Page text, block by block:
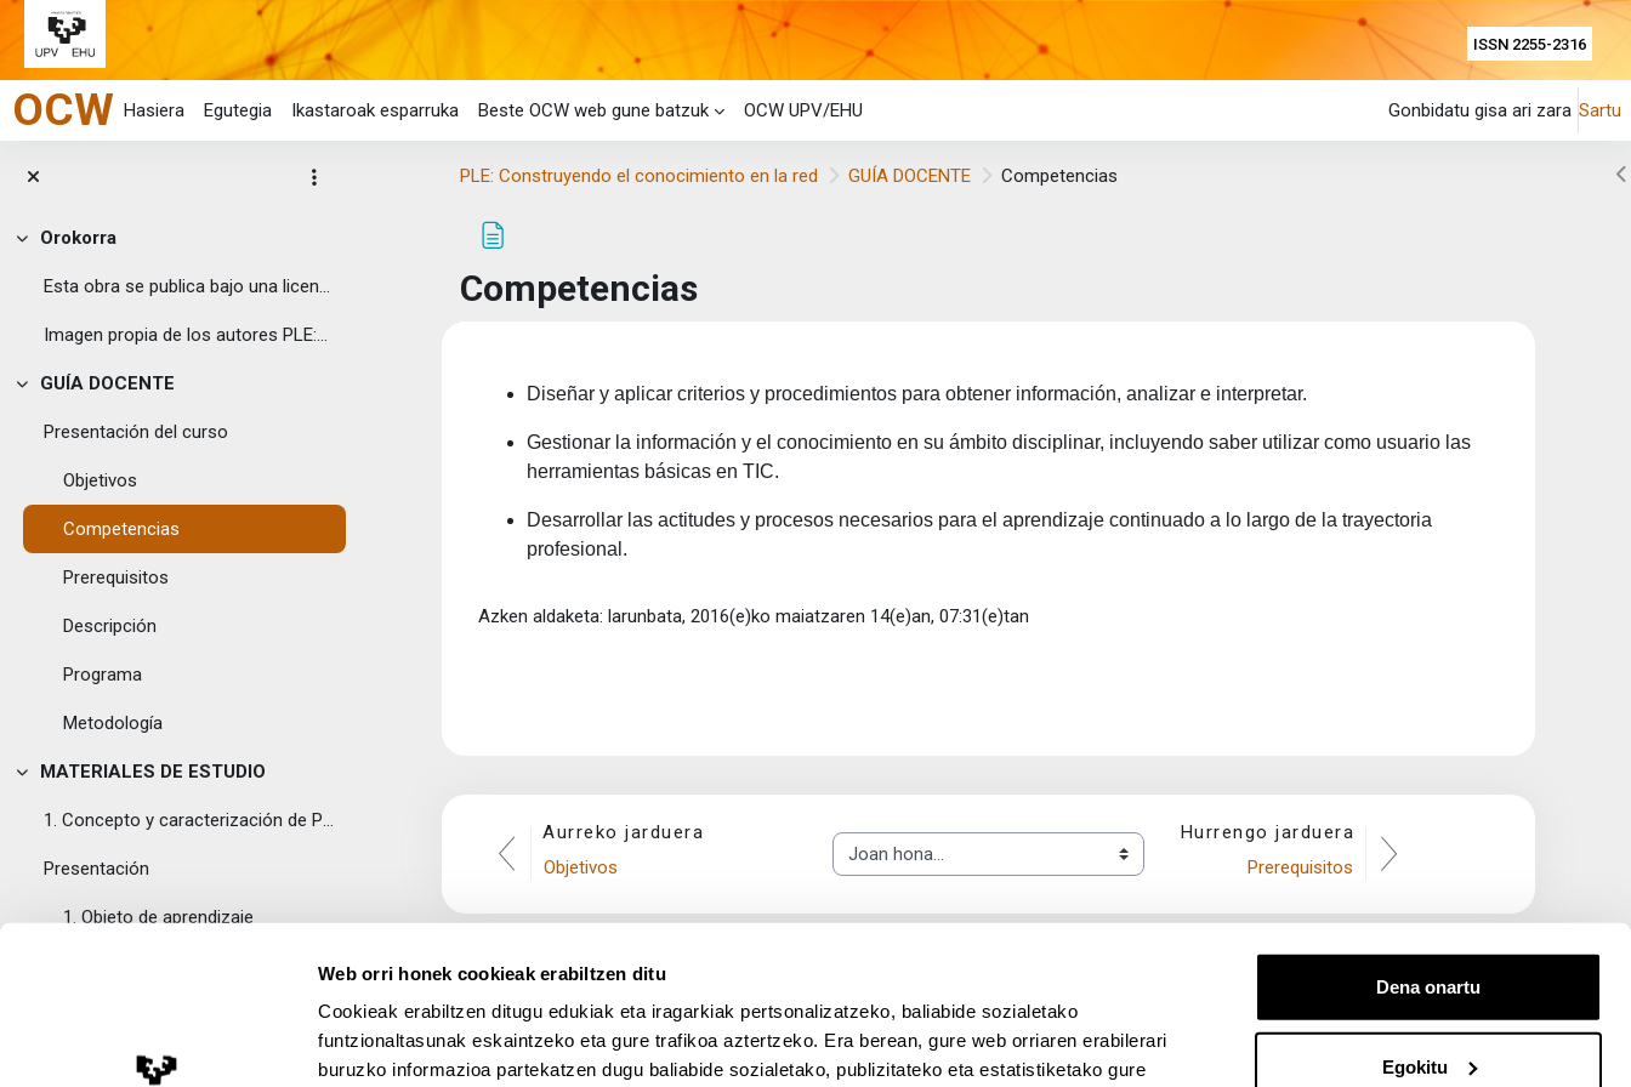
Web orri honek cookieak erabiltzen ditu
Cookieak erabiltzen ditugu edukiak eta iragarkiak pertsonalizatzeko, baliabide sozialetako
funtzionaltasunak eskaintzeko eta gure trafikoa aztertzeko. Era berean, gure web orriaren erabilerari
buruzko informazioa partekatzen dugu baliabide sozialetako, publizitateko eta estatistiketako gure
Dena onartu
Egokitu
ISSN 2255-2316
Joan eduki nagusira zuzenean
OCW Hasiera Egutegia Ikastaroak esparruka Beste OCW web gune batzuk OCW UPV/EHU Gonbidatu gisa ari zara Sartu
Tolestu
Orokorra
Esta obra se publica bajo una licencia Creative ...
Imagen propia de los autores PLE:Con...
Tolestu
GUÍA DOCENTE
Presentación del curso
Objetivos
Competencias
Prerequisitos
Descripción
Programa
Metodología
Tolestu
MATERIALES DE ESTUDIO
1. Concepto y caracterización de PLE
Presentación
1. Objeto de aprendizaje
2. Bases pedagógicas de los entornos personales de...
Presentación
PLE: Construyendo el conocimiento en la red GUÍA DOCENTE Competencias
Competencias
Diseñar y aplicar criterios y procedimientos para obtener información, analizar e interpretar.
Gestionar la información y el conocimiento en su ámbito disciplinar, incluyendo saber utilizar como usuario las
herramientas básicas en TIC.
Desarrollar las actitudes y procesos necesarios para el aprendizaje continuado a lo largo de la trayectoria
profesional.
Azken aldaketa: larunbata, 2016(e)ko maiatzaren 14(e)an, 07:31(e)tan
Aurreko jarduera
Objetivos
Joan hona...
Hurrengo jarduera
Prerequisitos
Lege Oharra App deskargatu UPV/EHU en Facebook (abre ventana nueva)
UPV/EHU en Twitter (abre ventana nueva)
UPV/EHU en LinkedIn (abre ventana nueva)
UPV/EHU en YouTube (abre ventana nueva)